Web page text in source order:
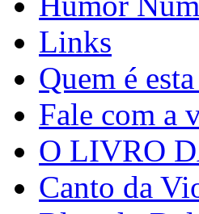
Links
Quem é
Fale com a
O LIVRO
Canto da